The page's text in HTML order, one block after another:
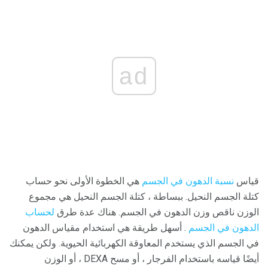
ad
قياس نسبة الدهون في الجسم هي الخطوة الأولى نحو حساب
كتلة الجسم النحيل. ببساطة ، كتلة الجسم النحيل هي مجموع
الوزن ناقص وزن الدهون في الجسم. هناك عدة طرق لحساب
الدهون في الجسم . أسهل طريقة هي استخدام مقياس الدهون
في الجسم الذي يستخدم المعاوقة الكهربائية الحيوية. ولكن يمكنك
أيضًا قياسه باستخدام الفرجار ، أو مسح DEXA ، أو الوزن